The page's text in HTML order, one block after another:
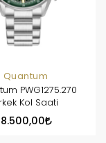
Quantum
PWG1275.270
Kol Saati
8.500,00